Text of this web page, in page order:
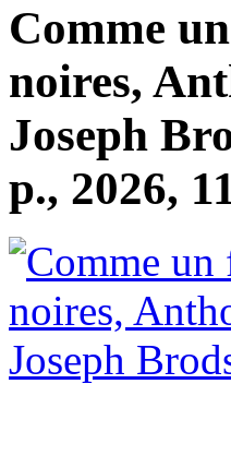
Comme
noires,
Joseph
p., 2026,